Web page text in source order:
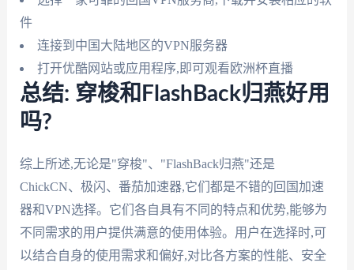
件
连接到中国大陆地区的VPN服务器
打开优酷网站或应用程序,即可观看欧洲杯直播
总结: 穿梭和FlashBack归燕好用
吗?
综上所述,无论是"穿梭"、"FlashBack归燕"还是
ChickCN、极闪、番茄加速器,它们都是不错的回国加速
器和VPN选择。它们各自具有不同的特点和优势,能够为
不同需求的用户提供满意的使用体验。用户在选择时,可
以结合自身的使用需求和偏好,对比各方案的性能、安全